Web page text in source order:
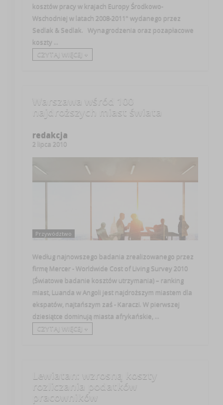
kosztów pracy w krajach Europy Środkowo-
Wschodniej w latach 2008-2011" wydanego przez
Sedlak & Sedlak. Wynagrodzenia oraz pozapłacowe
koszty ...
CZYTAJ WIĘCEJ +
Warszawa wśród 100
najdroższych miast świata
redakcja
2 lipca 2010
Przywództwo
Według najnowszego badania zrealizowanego przez
firmę Mercer - Worldwide Cost of Living Survey 2010
(Światowe badanie kosztów utrzymania) – ranking
miast, Luanda w Angoli jest najdroższym miastem dla
ekspatów, najtańszym zaś - Karaczi. W pierwszej
dziesiątce dominują miasta afrykańskie, ...
CZYTAJ WIĘCEJ +
Lewiatan: wzrosną koszty
rozliczania podatków
pracowników